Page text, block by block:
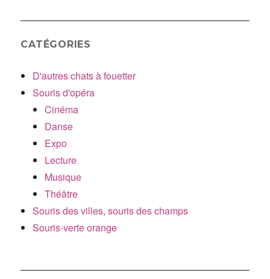
CATÉGORIES
D'autres chats à fouetter
Souris d'opéra
Cinéma
Danse
Expo
Lecture
Musique
Théâtre
Souris des villes, souris des champs
Souris-verte orange